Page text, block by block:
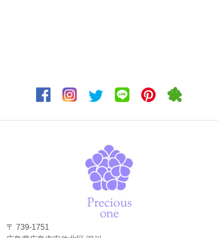
〒 739-1751